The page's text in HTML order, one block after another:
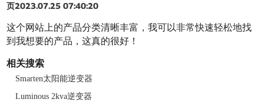
页2023.07.25 07:40:20
这个网站上的产品分类清晰丰富，我可以非常快速轻松地找
到我想要的产品，这真的很好！
相关搜索
Smarten太阳能逆变器
Luminous 2kva逆变器